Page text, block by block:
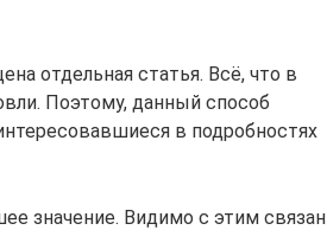
отдельная статья. Всё, что в
Поэтому, данный способ
в подробностях
значение. Видимо с этим связан